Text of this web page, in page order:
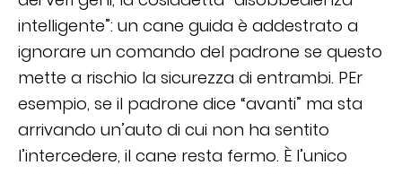
intelligente”: un cane guida è addestrato a
ignorare un comando del padrone se questo
mette a rischio la sicurezza di entrambi. PEr
esempio, se il padrone dice “avanti” ma sta
arrivando un’auto di cui non ha sentito
l’intercedere, il cane resta fermo. È l’unico